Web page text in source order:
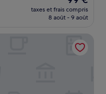
nouveau
prix
de
99 €
taxes et frais compris
8 août - 9 août